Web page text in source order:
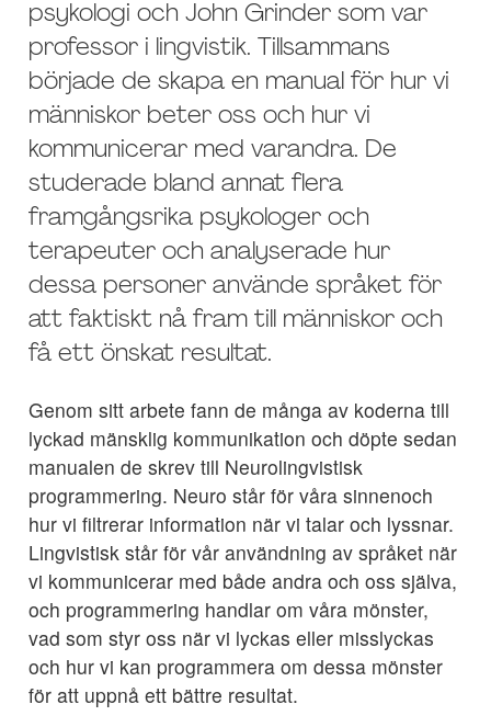
psykologi och John Grinder som var
professor i lingvistik. Tillsammans
började de skapa en manual för hur vi
människor beter oss och hur vi
kommunicerar med varandra. De
studerade bland annat flera
framgångsrika psykologer och
terapeuter och analyserade hur
dessa personer använde språket för
att faktiskt nå fram till människor och
få ett önskat resultat.
Genom sitt arbete fann de många av koderna till
lyckad mänsklig kommunikation och döpte sedan
manualen de skrev till Neurolingvistisk
programmering. Neuro står för våra sinnenoch
hur vi filtrerar information när vi talar och lyssnar.
Lingvistisk står för vår användning av språket när
vi kommunicerar med både andra och oss själva,
och programmering handlar om våra mönster,
vad som styr oss när vi lyckas eller misslyckas
och hur vi kan programmera om dessa mönster
för att uppnå ett bättre resultat.